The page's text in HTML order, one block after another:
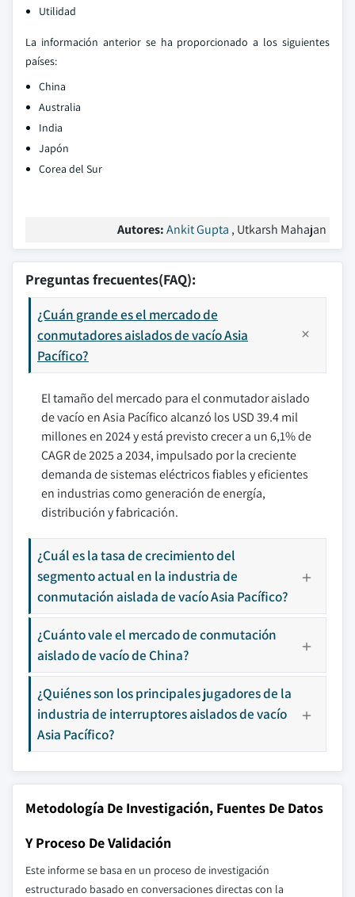
Utilidad
La información anterior se ha proporcionado a los siguientes
países:
China
Australia
India
Japón
Corea del Sur
Autores:Ankit Gupta , Utkarsh Mahajan
Preguntas frecuentes(FAQ):
¿Cuán grande es el mercado de
conmutadores aislados de vacío Asia
Pacífico?
El tamaño del mercado para el conmutador aislado
de vacío en Asia Pacífico alcanzó los USD 39.4 mil
millones en 2024 y está previsto crecer a un 6,1% de
CAGR de 2025 a 2034, impulsado por la creciente
demanda de sistemas eléctricos fiables y eficientes
en industrias como generación de energía,
distribución y fabricación.
¿Cuál es la tasa de crecimiento del
segmento actual en la industria de
conmutación aislada de vacío Asia Pacífico?
¿Cuánto vale el mercado de conmutación
aislado de vacío de China?
¿Quiénes son los principales jugadores de la
industria de interruptores aislados de vacío
Asia Pacífico?
Metodología De Investigación, Fuentes De Datos
Y Proceso De Validación
Este informe se basa en un proceso de investigación
estructurado basado en conversaciones directas con la